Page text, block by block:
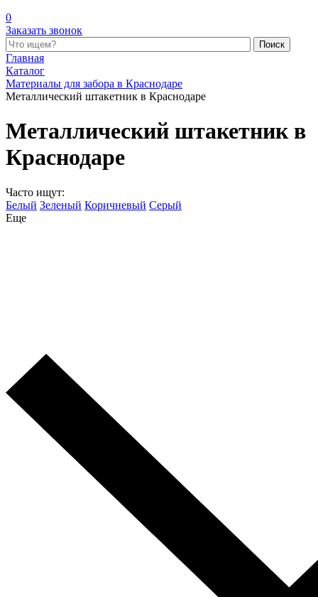
0
Заказать звонок
Поиск по каталогу
Главная
Каталог
Материалы для забора в Краснодаре
Металлический штакетник в Краснодаре
Металлический штакетник в
Краснодаре
Часто ищут:
Белый Зеленый Коричневый Серый
Еще